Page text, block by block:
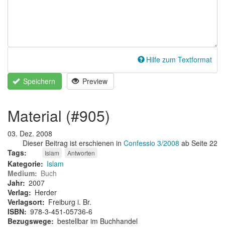
Hilfe zum Textformat
Speichern Preview
material (#905)
03. Dez. 2008
Dieser Beitrag ist erschienen in Confessio 3/2008 ab Seite 22
Tags
Islam Antworten
Kategorie
Islam
Medium
Buch
Jahr 2007
Verlag
Herder
Verlagsort
Freiburg i. Br.
ISBN 978-3-451-05736-6
Bezugswege bestellbar im Buchhandel